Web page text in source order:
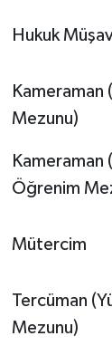
Hukuk
Kameraman
Mezunu)
Kameraman
Öğrenim
Mütercim
Tercüman
Mezunu)